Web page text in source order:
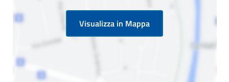
Visualizza in Mappa